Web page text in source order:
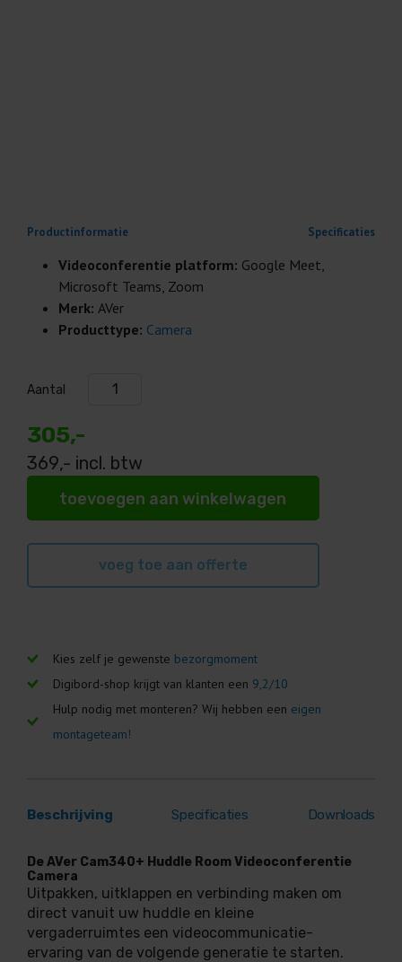
Productinformatie Specificaties
Videoconferentie platform: Google Meet,
Microsoft Teams, Zoom
Merk: AVer
Producttype: Camera
Aantal
305,-
369,- incl. btw
toevoegen aan winkelwagen
voeg toe aan offerte
Kies zelf je gewenste bezorgmoment
Digibord-shop krijgt van klanten een 9,2/10
Hulp nodig met monteren? Wij hebben een eigen
montageteam!
Beschrijving Specificaties Downloads
De AVer Cam340+ Huddle Room Videoconferentie
Camera
Uitpakken, uitklappen en verbinding maken om
direct vanuit uw huddle en kleine
vergaderruimtes een videocommunicatie-
ervaring van de volgende generatie te starten.